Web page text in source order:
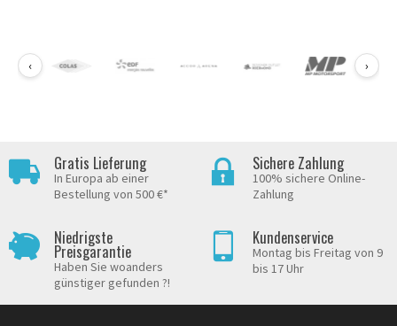
‹ ›
Gratis Lieferung
In Europa ab einer
Bestellung von 500 €*
Sichere Zahlung
100% sichere Online-
Zahlung
Niedrigste
Preisgarantie
Haben Sie woanders
günstiger gefunden ?!
Kundenservice
Montag bis Freitag von 9
bis 17 Uhr